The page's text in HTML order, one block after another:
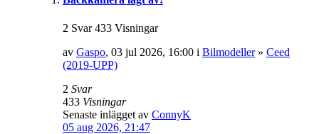
2 Svar 433 Visningar
av Gaspo, 03 jul 2026, 16:00 i Bilmodeller» Ceed
(2019-UPP)
2 Svar
433 Visningar
Senaste inlägget av ConnyK
05 aug 2026, 21:47